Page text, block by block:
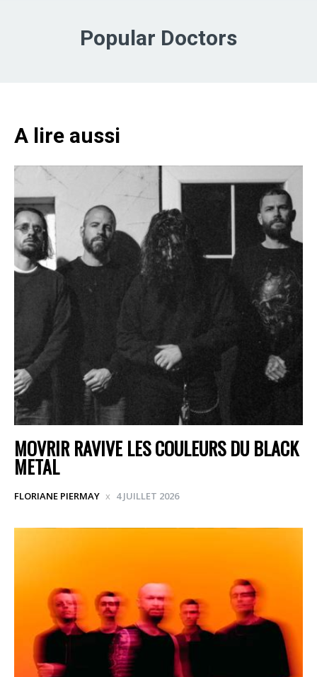
Popular Doctors
A lire aussi
MOVRIR RAVIVE LES COULEURS DU BLACK
METAL
FLORIANE PIERMAY 4 JUILLET 2026